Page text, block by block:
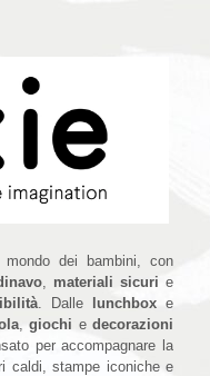
dei bambini, con
materiali sicuri e
. Dalle lunchboxe
, giochi e decorazioni
per accompagnare la
caldi, stampe iconiche e